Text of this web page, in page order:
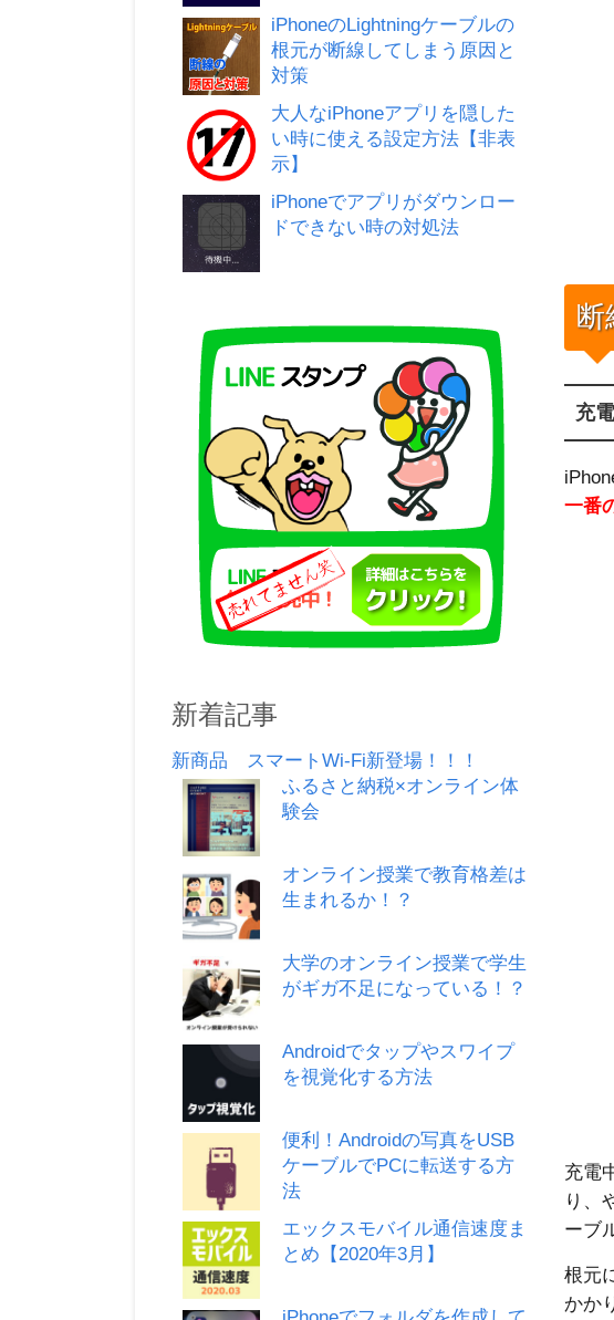
断
充
一番
充電
り、
ーブ
根元
かか
iPhoneのLightningケーブルの
根元が断線してしまう原因と
対策
大人なiPhoneアプリを隠した
い時に使える設定方法【非表
示】
iPhoneでアプリがダウンロー
ドできない時の対処法
新着記事
新商品 スマートWi-Fi新登場！！！
ふるさと納税×オンライン体
験会
オンライン授業で教育格差は
生まれるか！？
大学のオンライン授業で学生
がギガ不足になっている！？
Androidでタップやスワイプ
を視覚化する方法
便利！Androidの写真をUSB
ケーブルでPCに転送する方
法
エックスモバイル通信速度ま
とめ【2020年3月】